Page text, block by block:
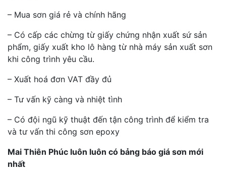
– Mua sơn giá rẻ và chính hãng
– Có cấp các chừng từ giấy chứng nhận xuất sứ sản
phẩm, giấy xuất kho lô hàng từ nhà máy sản xuất sơn
khi công trình yêu cầu.
– Xuất hoá đơn VAT đầy đủ
– Tư vấn kỹ càng và nhiệt tình
– Có đội ngũ kỹ thuật đến tận công trình để kiểm tra
và tư vấn thi công sơn epoxy
Mai Thiên Phúc luôn luôn có bảng báo giá sơn mới
nhất